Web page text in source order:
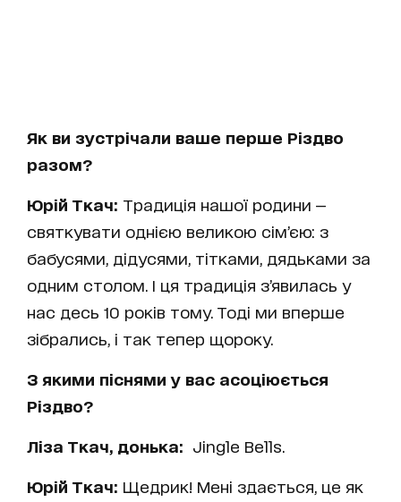
Як ви зустрічали ваше перше Різдво
разом?
Юрій Ткач: Традиція нашої родини —
святкувати однією великою сім’єю: з
бабусями, дідусями, тітками, дядьками за
одним столом. І ця традиція з’явилась у
нас десь 10 років тому. Тоді ми вперше
зібрались, і так тепер щороку.
З якими піснями у вас асоціюється
Різдво?
Ліза Ткач, донька: Jingle Bells.
Юрій Ткач: Щедрик! Мені здається, це як